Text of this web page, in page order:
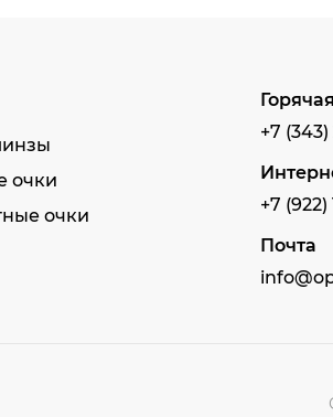
очки
очки
+7
+7 (922)
Почта